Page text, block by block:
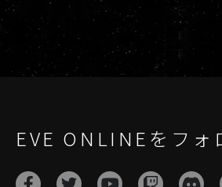
EVE ONLINEをフォ